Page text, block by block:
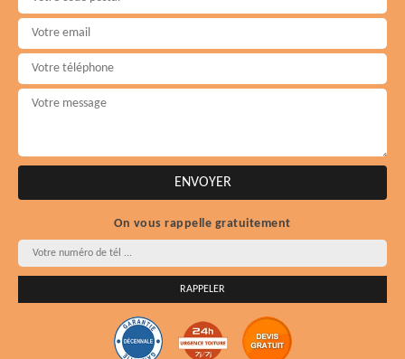
On vous rappelle gratuitement